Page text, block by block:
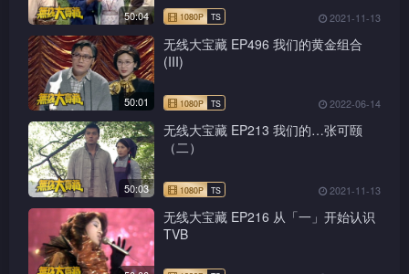
50:04 2021-11-13
50:01
无线大宝藏 EP496 我们的黄金组合
(III)
2022-06-14
50:03
无线大宝藏 EP213 我们的…张可颐
（二）
2021-11-13
无线大宝藏 EP216 从「一」开始认识
TVB